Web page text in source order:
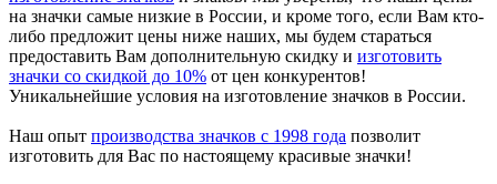
на значки самые низкие в России, и кроме того, если Вам кто-
либо предложит цены ниже наших, мы будем стараться
предоставить Вам дополнительную скидку и изготовить
значки со скидкой до 10% от цен конкурентов!
Уникальнейшие условия на изготовление значков в России.
Наш опыт производства значков с 1998 года позволит
изготовить для Вас по настоящему красивые значки!